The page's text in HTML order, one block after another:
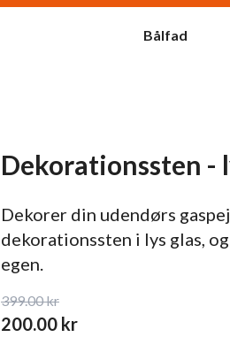
Bålfad
Dekorationssten -
Dekorer din udendørs
dekorationssten i lys glas,
egen.
399.00kr
200.00 kr